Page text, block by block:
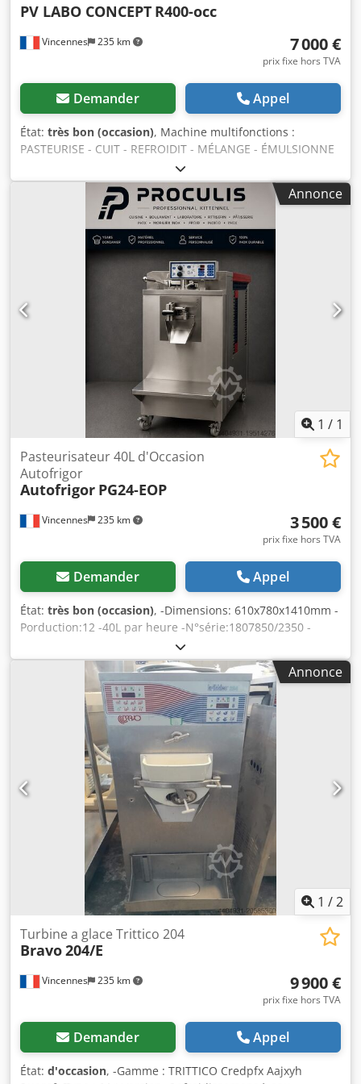
Vincennes 235 km
PV LABO CONCEPT R400-occ
7 000 €
prix fixe hors TVA
Demander Appel
État: très bon (occasion), Machine multifonctions :
PASTEURISE - CUIT - REFROIDIT - MÉLANGE - ÉMULSIONNE
- Modèle: R400 A SH - Dimensions (LxPxH): 600x750x1335
mm - Capacité de la cuve: 40 Litres - Eau à pression
maximale : 0,6 MPA - Gaz frigorigène R404A - Tension:
400V / 3PH / 50Hz Cjdpfx Aswxu Rzjarsrf - Numéro de série:
179342 - Année de fabrication : 2015 - Commandes
électroniques - Compresseur semi -hermétique -
Refroidissement condenseur à air - Matériel révisé : le
matériel est préparé lorsqu'il est commandé les délais de
prise en charge et restitution sont convenus à cet instant (
merci de demander le prix après révision )
Annonce
1 / 1
Vincennes 235 km
Pasteurisateur 40L d'Occasion
Autofrigor
Autofrigor PG24-EOP
3 500 €
prix fixe hors TVA
Demander Appel
État: très bon (occasion), -Dimensions: 610x780x1410mm -
Porduction:12 -40L par heure -N°série:1807850/2350 -
Année:2008 -Tension:400V -Puissance:4.6kw -Poids:280kg
Cedpfswxu Sfsx Aarsrf Ce pasto agite, chauffe, cuit,
pasteurise, refroidit, mature, glace, conserve vos recettes
en un cycle unique entièrement automatique géré par
l'automate programmable AUTOFRIGOR (idem Carpigiani,
Bravo Tritico..., sans aucun transfert ni manipulation, pour
une hygiène maximale. Construction TOUT INOXModèle :
PG 24.60Condensation : duction par cycle : 4 à 10 duction :
12 à 40 litres par heure. Puissance électrique en kW
(400/3/50) : 5,2. Dimensions en cm (L x P x H) : 61 x 78 x
141. Poids net/Brut en kg : 250/280.
Annonce
1 /2
Vincennes 235 km
Turbine a glace Trittico 204
Bravo204/E
9 900 €
prix fixe hors TVA
Demander Appel
État: d'occasion, -Gamme : TRITTICO Credpfx Aajxyh